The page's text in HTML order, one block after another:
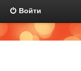
Войти